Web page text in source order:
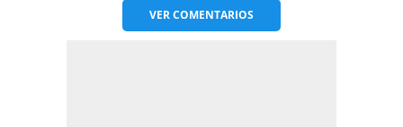
VERCOMENTARIOS